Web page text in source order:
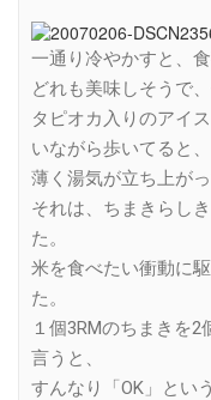
一通り冷やかすと、食
どれも美味しそうで
タピオカ入りのアイ
いながら歩いてると、
薄く湯気が立ち上が
それは、ちまきらし
た。
米を食べたい衝動に
た。
１個3RMのちまきを
言うと、
すんなり「OK」とい